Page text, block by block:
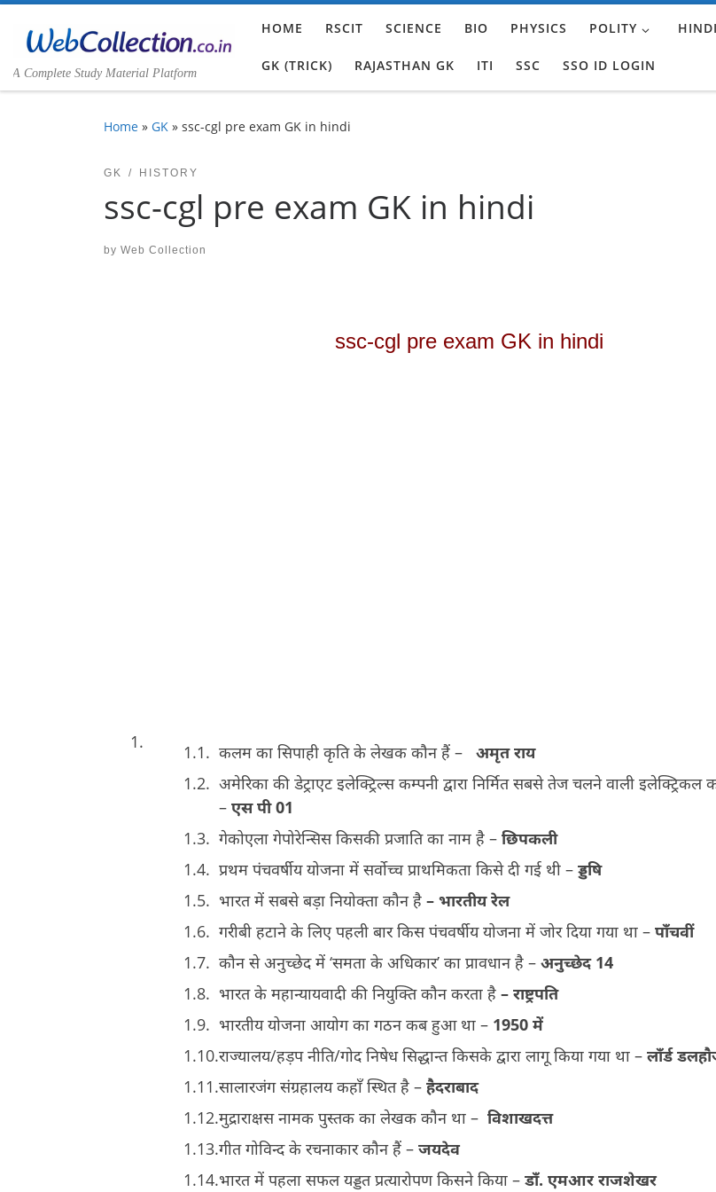
Skip to content
A Complete Study Material Platform
HOME RSCIT SCIENCE BIO PHYSICS POLITY
GK (TRICK) RAJASTHAN GK ITI SSC SSO ID LOGIN
Home » GK » ssc-cgl pre exam GK in hindi
GK HISTORY
ssc-cgl pre exam GK in hindi
by Web Collection
ssc-cgl pre exam GK in hindi
कलम का सिपाही कृति के लेखक कौन हैं – अमृत राय
अमेरिका की डेट्राएट इलेक्ट्रिल्स कम्पनी द्वारा निर्मित सबसे तेज चलने वाली इलेक्ट्रिकल
– एस पी01
गेकोएला गेपोरेन्सिस किसकी प्रजाति का नाम है – छिपकली
प्रथम पंचवर्षीय योजना में सर्वोच्च प्राथमिकता किसे दी गई थी – ड्डषि
भारत में सबसे बड़ा नियोक्ता कौन है – भारतीय रेल
गरीबी हटाने के लिए पहली बार किस पंचवर्षीय योजना में जोर दिया गया था – पाँचवीं
कौन से अनुच्छेद में ‘समता के अधिकार’ का प्रावधान है – अनुच्छेद 14
भारत के महान्यायवादी की नियुक्ति कौन करता है – राष्ट्रपति
भारतीय योजना आयोग का गठन कब हुआ था – 1950 में
राज्यालय/हड़प नीति/गोद निषेध सिद्धान्त किसके द्वारा लागू किया गया था – लाँर्ड
सालारजंग संग्रहालय कहाँ स्थित है – हैदराबाद
मुद्राराक्षस नामक पुस्तक का लेखक कौन था – विशाखदत्त
गीत गोविन्द के रचनाकार कौन हैं – जयदेव
भारत में पहला सफल यड्डत प्रत्यारोपण किसने किया – डाँ. एमआर राजशेखर